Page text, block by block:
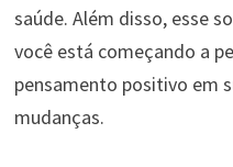
saúde. Além disso, esse
você está começando a
pensamento positivo em
mudanças.